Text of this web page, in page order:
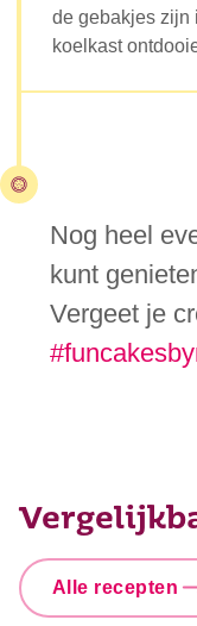
de gebakjes zijn
koelkast
Nog heel
kunt
Vergeet je
Alle recepten